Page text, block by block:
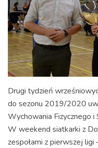
Drugi tydzień
do sezonu 2019/2020
Wychowania Fizycznego
W weekend siatkarki z
zespołami z pierwszej ligi